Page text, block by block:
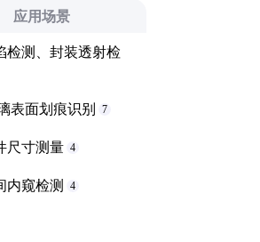
应用场景
检测、封装透射检
表面划痕识别 7
尺寸测量 4
内窥检测 4